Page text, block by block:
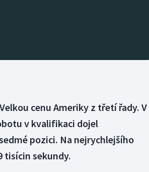
cenu Ameriky z třetí řady. V
v kvalifikaci dojel
pozici. Na nejrychlejšího
tisícin sekundy.